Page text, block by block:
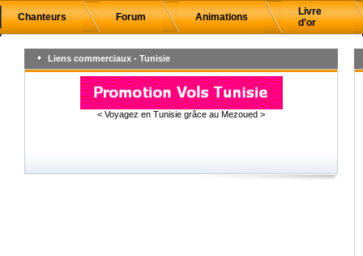
Chanteurs Forum Animations
Livre
d'or
Liens commerciaux - Tunisie
< Voyagez en Tunisie grâce au Mezoued >